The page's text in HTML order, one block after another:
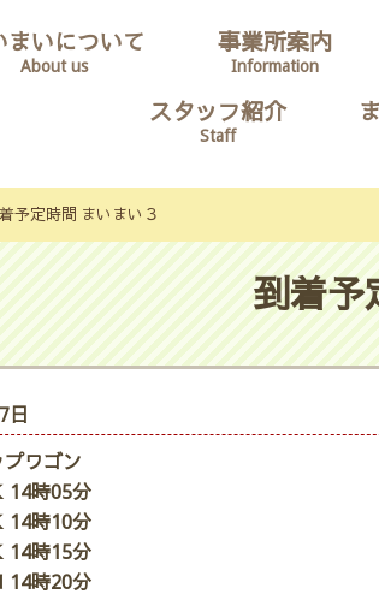
まいについて
About us
事業所案内
Information
スタッフ紹介
Staff
予定時間 まいまい３
到着予
日
プワゴン
14時05分
14時10分
14時15分
14時20分